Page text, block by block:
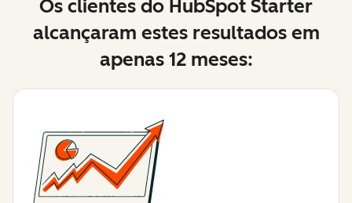
Os clientes do HubSpot Starter
alcançaram estes resultados em
apenas 12 meses: